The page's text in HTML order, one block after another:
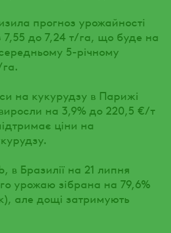
прогноз урожайності
7,55 до 7,24 т/га, що буде на
5-річному
на кукурудзу в Парижі
на 3,9% до 220,5 €/т
ціни на
в Бразилії на 21 липня
урожаю зібрана на 79,6%
але дощі затримують